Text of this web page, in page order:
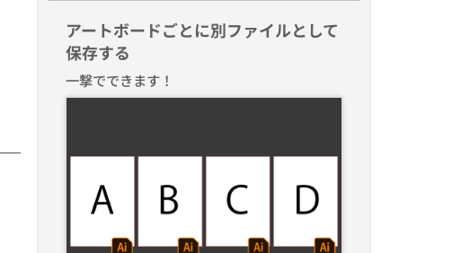
アートボードごとに別ファイルとして
保存する
一撃でできます！